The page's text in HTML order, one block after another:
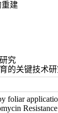
重建
究
的关键技术研
foliar